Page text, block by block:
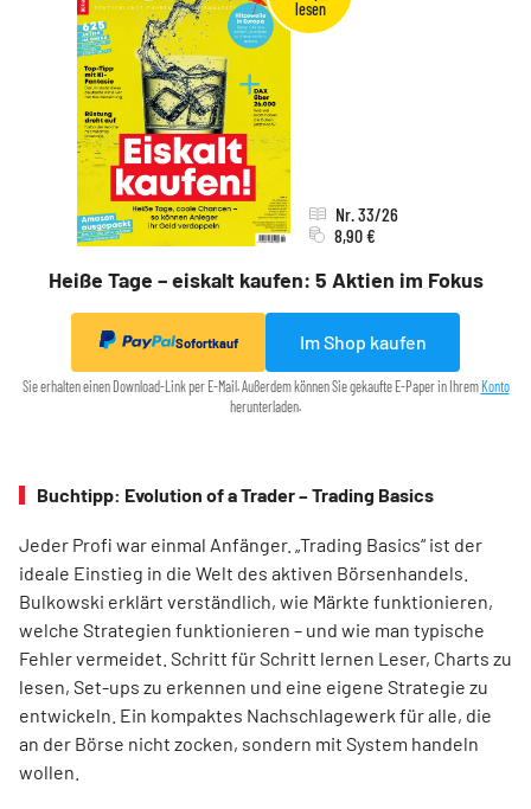
Heiße Tage – eiskalt kaufen: 5 Aktien im Fokus
Nr. 33/26
8,90 €
Sofortkauf Im Shop kaufen
Sie erhalten einen Download-Link per E-Mail. Außerdem können Sie gekaufte E-Paper in Ihrem Konto
herunterladen.
Buchtipp: Evolution of a Trader – Trading Basics
Jeder Profi war einmal Anfänger. „Trading Basics“ ist der
ideale Einstieg in die Welt des aktiven Börsenhandels.
Bulkowski erklärt verständlich, wie Märkte funktionieren,
welche Strategien funktionieren – und wie man typische
Fehler vermeidet. Schritt für Schritt lernen Leser, Charts zu
lesen, Set-ups zu erkennen und eine eigene Strategie zu
entwickeln. Ein kompaktes Nachschlagewerk für alle, die
an der Börse nicht zocken, sondern mit System handeln
wollen.